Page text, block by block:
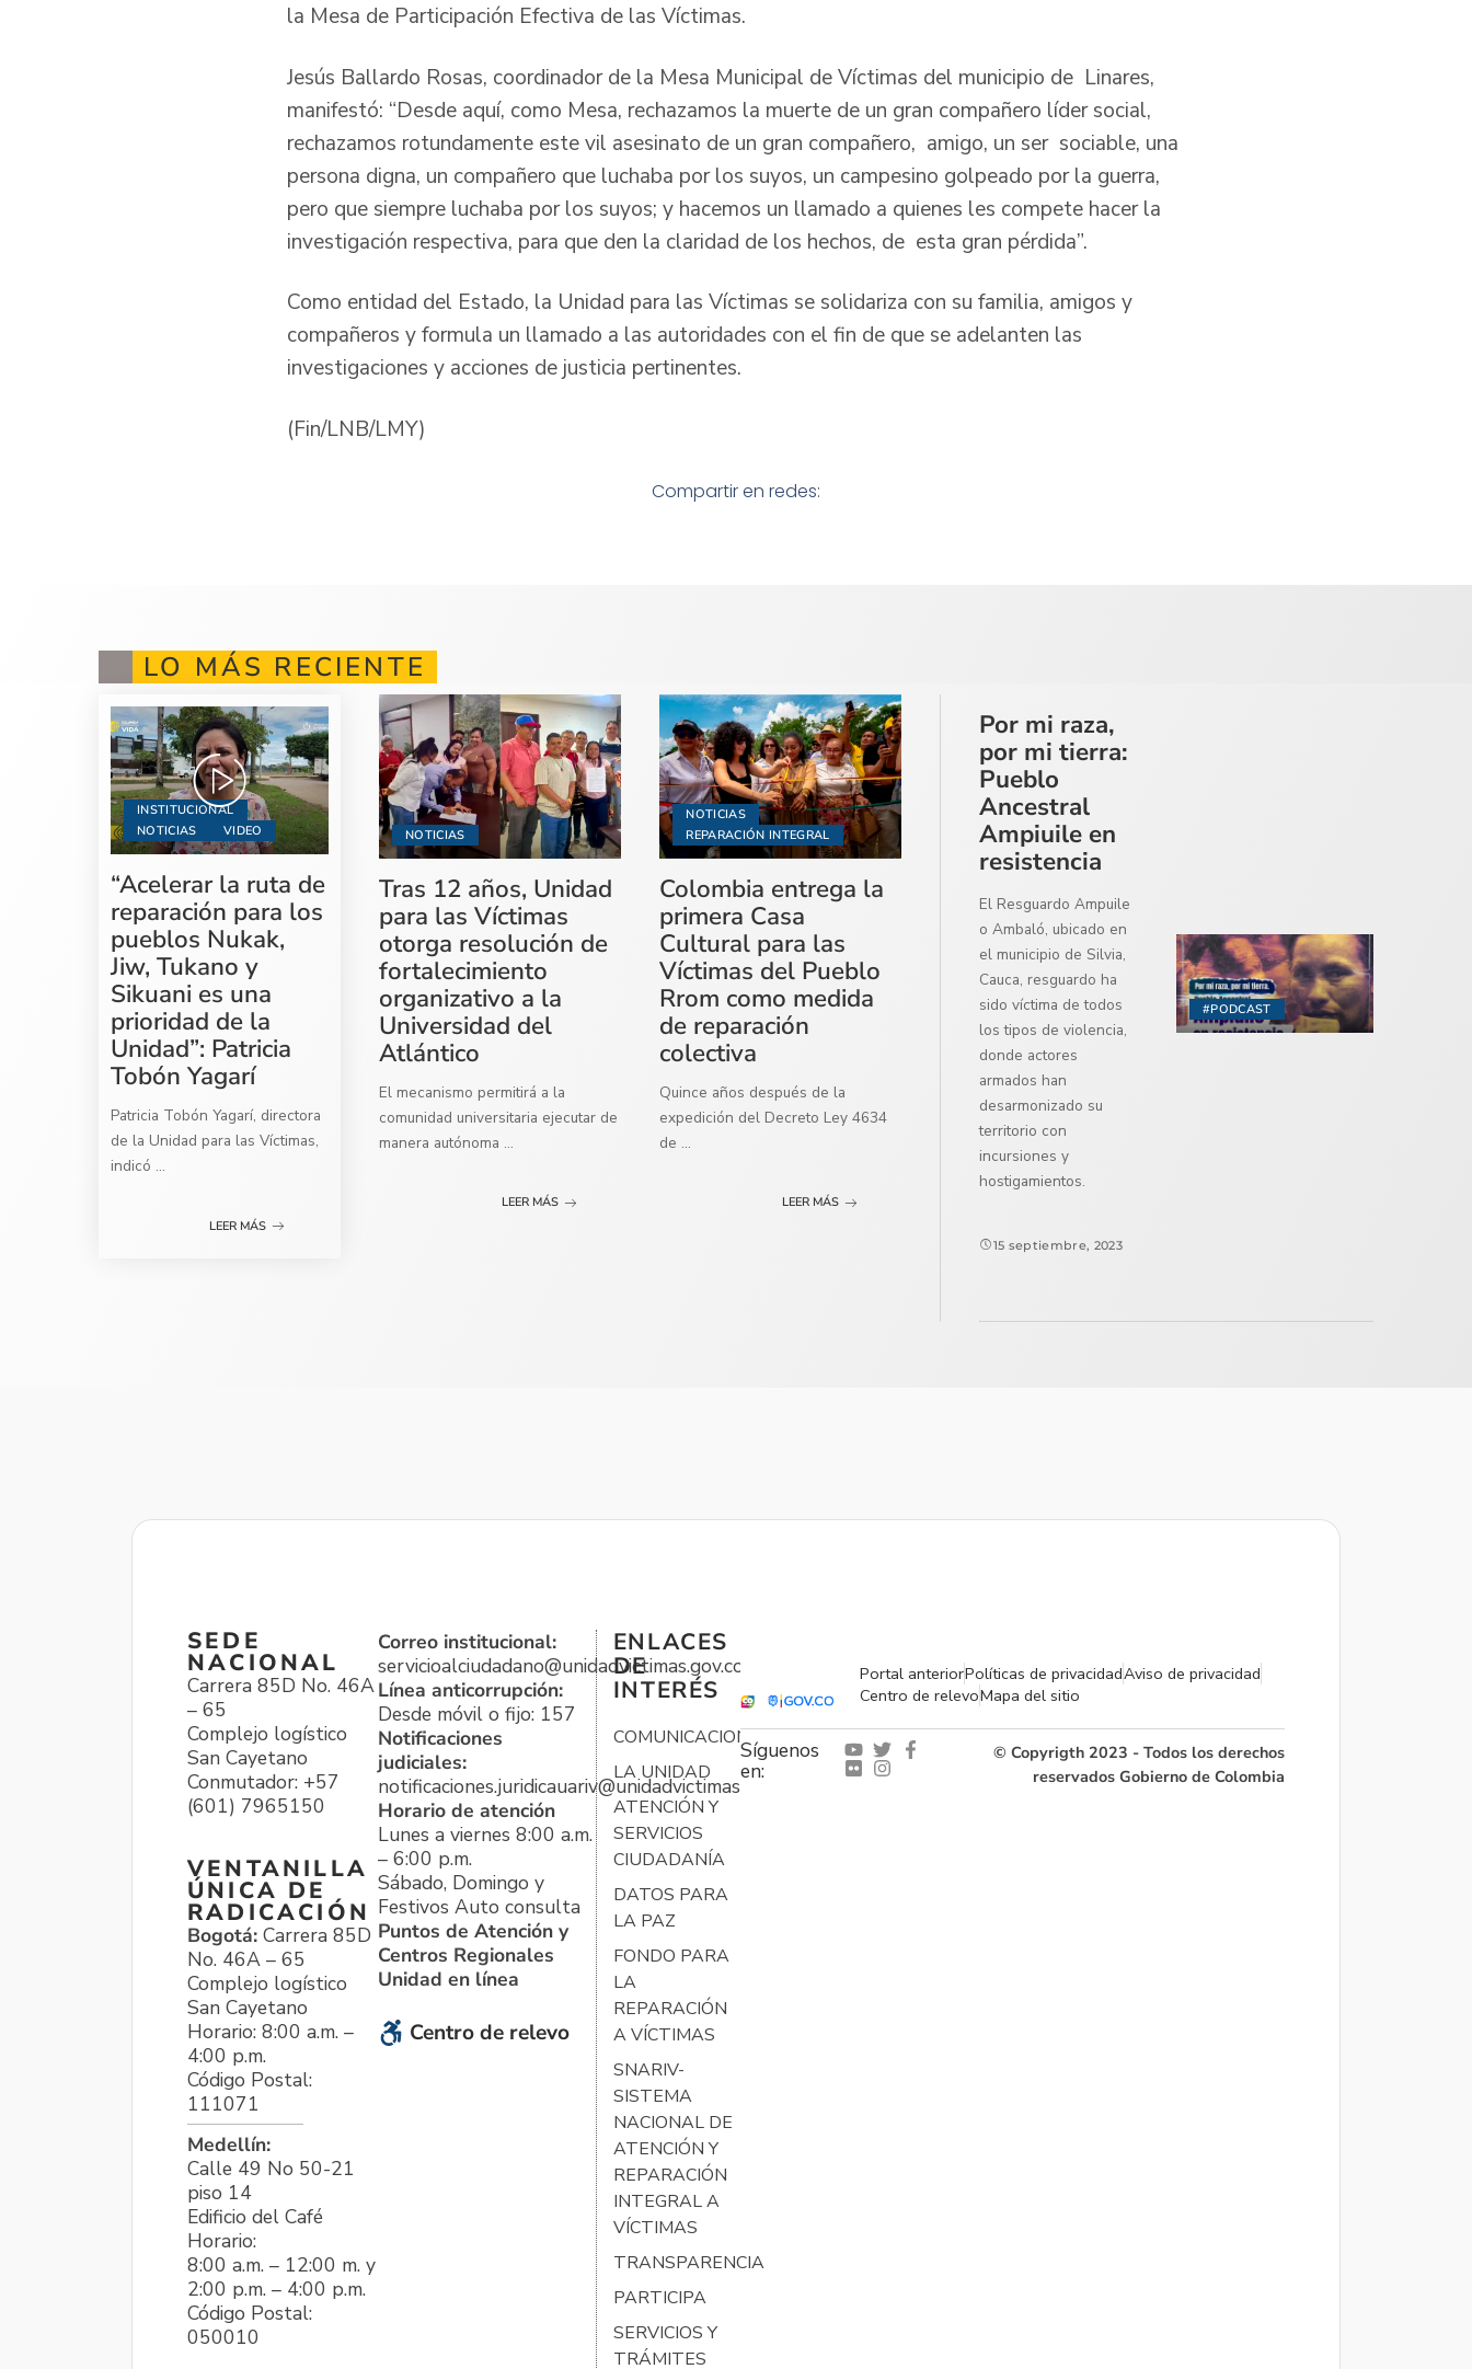
la Mesa de Participación Efectiva de las Víctimas.
Jesús Ballardo Rosas, coordinador de la Mesa Municipal de Víctimas del municipio de Linares,
manifestó: “Desde aquí, como Mesa, rechazamos la muerte de un gran compañero líder social,
rechazamos rotundamente este vil asesinato de un gran compañero, amigo, un ser sociable, una
persona digna, un compañero que luchaba por los suyos, un campesino golpeado por la guerra,
pero que siempre luchaba por los suyos; y hacemos un llamado a quienes les compete hacer la
investigación respectiva, para que den la claridad de los hechos, de esta gran pérdida”.
Como entidad del Estado, la Unidad para las Víctimas se solidariza con su familia, amigos y
compañeros y formula un llamado a las autoridades con el fin de que se adelanten las
investigaciones y acciones de justicia pertinentes.
(Fin/LNB/LMY)
Compartir en redes:
LO MÁS RECIENTE
INSTITUCIONAL
NOTICIAS
VIDEO
“Acelerar la ruta de
reparación para los
pueblos Nukak,
Jiw, Tukano y
Sikuani es una
prioridad de la
Unidad”: Patricia
Tobón Yagarí
Patricia Tobón Yagarí, directora
de la Unidad para las Víctimas,
indicó ...
LEER MÁS
NOTICIAS
Tras 12 años, Unidad
para las Víctimas
otorga resolución de
fortalecimiento
organizativo a la
Universidad del
Atlántico
El mecanismo permitirá a la
comunidad universitaria ejecutar de
manera autónoma ...
LEER MÁS
NOTICIAS
REPARACIÓN INTEGRAL
Colombia entrega la
primera Casa
Cultural para las
Víctimas del Pueblo
Rrom como medida
de reparación
colectiva
Quince años después de la
expedición del Decreto Ley 4634
de ...
LEER MÁS
#PODCAST
Por mi raza,
por mi tierra:
Pueblo
Ancestral
Ampiuile en
resistencia
El Resguardo Ampuile
o Ambaló, ubicado en
el municipio de Silvia,
Cauca, resguardo ha
sido víctima de todos
los tipos de violencia,
donde actores
armados han
desarmonizado su
territorio con
incursiones y
hostigamientos.
15 septiembre, 2023
SEDE
NACIONAL
Carrera 85D No. 46A
– 65
Complejo logístico
San Cayetano
Conmutador: +57
(601) 7965150
VENTANILLA
ÚNICA DE
RADICACIÓN
Bogotá: Carrera 85D
No. 46A – 65
Complejo logístico
San Cayetano
Horario: 8:00 a.m. –
4:00 p.m.
Código Postal:
111071
Medellín:
Calle 49 No 50-21
piso 14
Edificio del Café
Horario:
8:00 a.m. – 12:00 m. y
2:00 p.m. – 4:00 p.m.
Código Postal:
050010
Correo institucional:
servicioalciudadano@unidadvictimas.gov.co
Línea anticorrupción:
Desde móvil o fijo: 157
Notificaciones
judiciales:
notificaciones.juridicauariv@unidadvictimas.gov.co
Horario de atención
Lunes a viernes 8:00 a.m.
– 6:00 p.m.
Sábado, Domingo y
Festivos Auto consulta
Puntos de Atención y
Centros Regionales
Unidad en línea
Centro de relevo
ENLACES
DE
INTERÉS
COMUNICACIONES
LA UNIDAD
ATENCIÓN Y
SERVICIOS
CIUDADANÍA
DATOS PARA
LA PAZ
FONDO PARA
LA
REPARACIÓN
A VÍCTIMAS
SNARIV-
SISTEMA
NACIONAL DE
ATENCIÓN Y
REPARACIÓN
INTEGRAL A
VÍCTIMAS
TRANSPARENCIA
PARTICIPA
SERVICIOS Y
TRÁMITES
Portal anteriorPolíticas de privacidadAviso de privacidad
Centro de relevoMapa del sitio
Síguenos
en:
© Copyrigth 2023 - Todos los derechos
reservados Gobierno de Colombia